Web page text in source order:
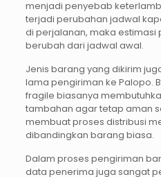
menjadi penyebab
terjadi perubahan jadwal
di perjalanan, maka
berubah dari jadwal awal.
Jenis barang yang dikirim
lama pengiriman ke Palopo.
fragile biasanya
tambahan agar tetap aman
membuat proses distribusi
dibandingkan barang biasa.
Dalam proses pengiriman
data penerima juga sangat